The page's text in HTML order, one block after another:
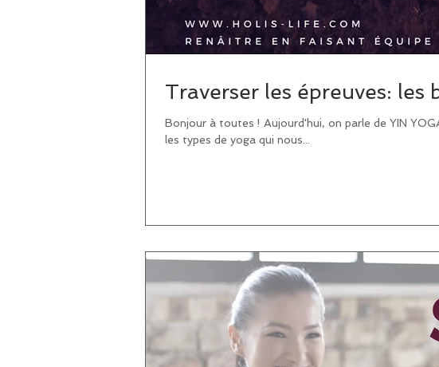
Traverser les épreuves: les
Bonjour à toutes ! Aujourd'hui, on parle de YIN
les types de yoga qui nous...